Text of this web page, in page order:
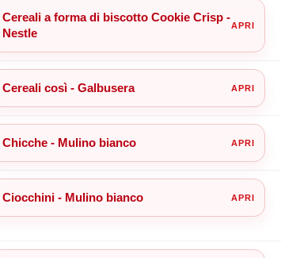
Cereali a forma di biscotto Cookie Crisp -
Nestle
Cereali così - Galbusera
Chicche - Mulino bianco
Ciocchini - Mulino bianco